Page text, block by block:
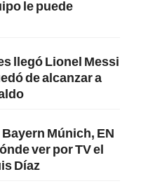
le puede
llegó Lionel Messi
de alcanzar a
Múnich, EN
ver por TV el
Díaz